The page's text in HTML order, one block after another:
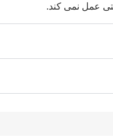
عمل نمی کند.